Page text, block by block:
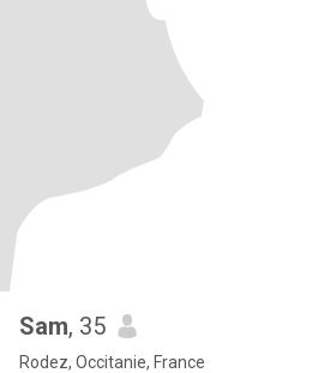
Sam, 35
Rodez, Occitanie, France